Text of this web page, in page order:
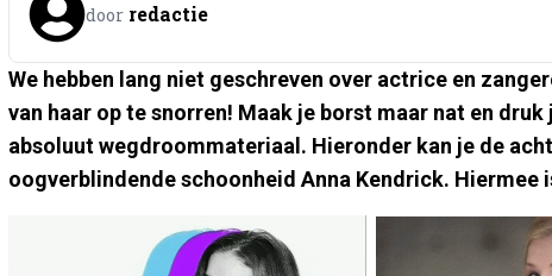
door redactie
We hebben lang niet geschreven over actrice en
van haar op te snorren! Maak je borst maar nat en
absoluut wegdroommateriaal. Hieronder kan je de
oogverblindende schoonheid Anna Kendrick. Hiermee